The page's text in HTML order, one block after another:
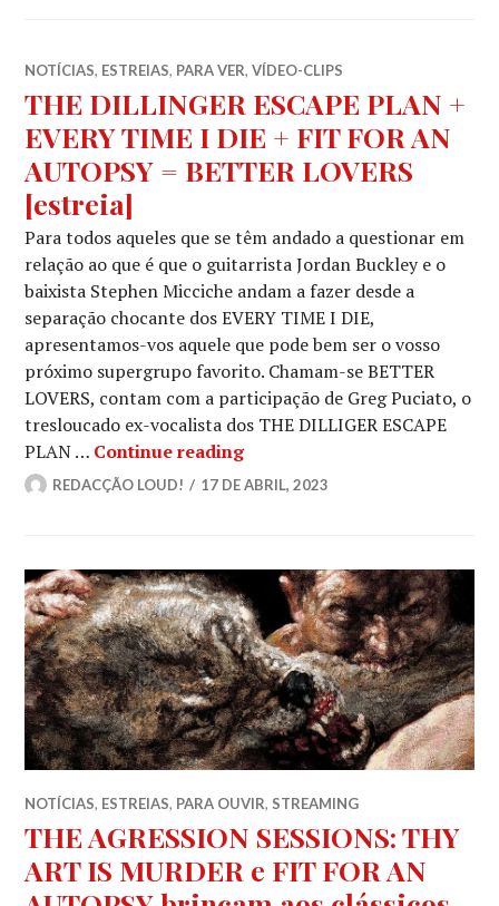
NOTÍCIAS, ESTREIAS, PARA VER,VÍDEO-CLIPS
THE DILLINGER ESCAPE PLAN +
EVERY TIME I DIE + FIT FOR AN
AUTOPSY = BETTER LOVERS
[estreia]
Para todos aqueles que se têm andado a questionar em
relação ao que é que o guitarrista Jordan Buckley e o
baixista Stephen Micciche andam a fazer desde a
separação chocante dos EVERY TIME I DIE,
apresentamos-vos aquele que pode bem ser o vosso
próximo supergrupo favorito. Chamam-se BETTER
LOVERS, contam com a participação de Greg Puciato, o
tresloucado ex-vocalista dos THE DILLIGER ESCAPE
PLAN … Continue readingTHE DILLINGER ESCAPE
REDACÇÃO LOUD! 17 DE ABRIL, 2023
NOTÍCIAS, ESTREIAS, PARA OUVIR, STREAMING
THE AGRESSION SESSIONS: THY
ART IS MURDER e FIT FOR AN